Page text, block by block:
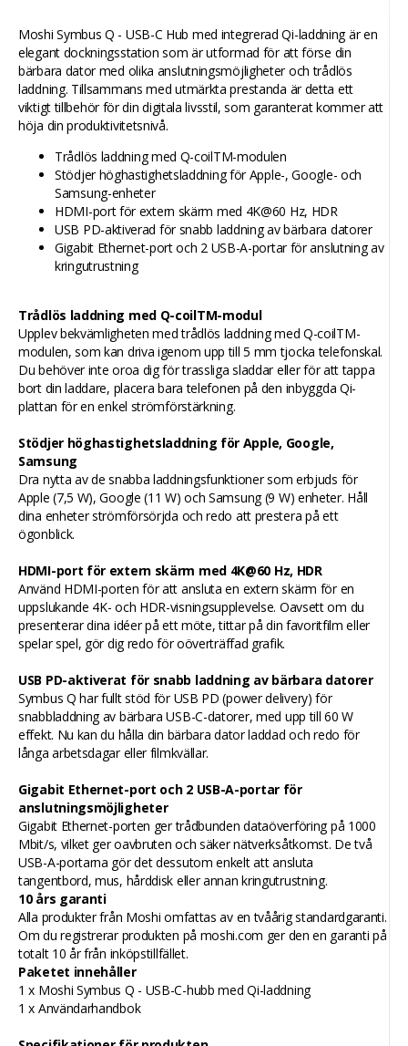
Moshi Symbus Q - USB-C Hub med integrerad Qi-laddning är en
elegant dockningsstation som är utformad för att förse din
bärbara dator med olika anslutningsmöjligheter och trådlös
laddning. Tillsammans med utmärkta prestanda är detta ett
viktigt tillbehör för din digitala livsstil, som garanterat kommer att
höja din produktivitetsnivå.
Trådlös laddning med Q-coilTM-modulen
Stödjer höghastighetsladdning för Apple-, Google- och
Samsung-enheter
HDMI-port för extern skärm med 4K@60 Hz, HDR
USB PD-aktiverad för snabb laddning av bärbara datorer
Gigabit Ethernet-port och 2 USB-A-portar för anslutning av
kringutrustning
Trådlös laddning med Q-coilTM-modul
Upplev bekvämligheten med trådlös laddning med Q-coilTM-
modulen, som kan driva igenom upp till 5 mm tjocka telefonskal.
Du behöver inte oroa dig för trassliga sladdar eller för att tappa
bort din laddare, placera bara telefonen på den inbyggda Qi-
plattan för en enkel strömförstärkning.
Stödjer höghastighetsladdning för Apple, Google,
Samsung
Dra nytta av de snabba laddningsfunktioner som erbjuds för
Apple (7,5 W), Google (11 W) och Samsung (9 W) enheter. Håll
dina enheter strömförsörjda och redo att prestera på ett
ögonblick.
HDMI-port för extern skärm med 4K@60 Hz, HDR
Använd HDMI-porten för att ansluta en extern skärm för en
uppslukande 4K- och HDR-visningsupplevelse. Oavsett om du
presenterar dina idéer på ett möte, tittar på din favoritfilm eller
spelar spel, gör dig redo för oöverträffad grafik.
USB PD-aktiverat för snabb laddning av bärbara datorer
Symbus Q har fullt stöd för USB PD (power delivery) för
snabbladdning av bärbara USB-C-datorer, med upp till 60 W
effekt. Nu kan du hålla din bärbara dator laddad och redo för
långa arbetsdagar eller filmkvällar.
Gigabit Ethernet-port och 2 USB-A-portar för
anslutningsmöjligheter
Gigabit Ethernet-porten ger trådbunden dataöverföring på 1000
Mbit/s, vilket ger oavbruten och säker nätverksåtkomst. De två
USB-A-portarna gör det dessutom enkelt att ansluta
tangentbord, mus, hårddisk eller annan kringutrustning.
10 års garanti
Alla produkter från Moshi omfattas av en tvåårig standardgaranti.
Om du registrerar produkten på moshi.com ger den en garanti på
totalt 10 år från inköpstillfället.
Paketet innehåller
1 x Moshi Symbus Q - USB-C-hubb med Qi-laddning
1 x Användarhandbok